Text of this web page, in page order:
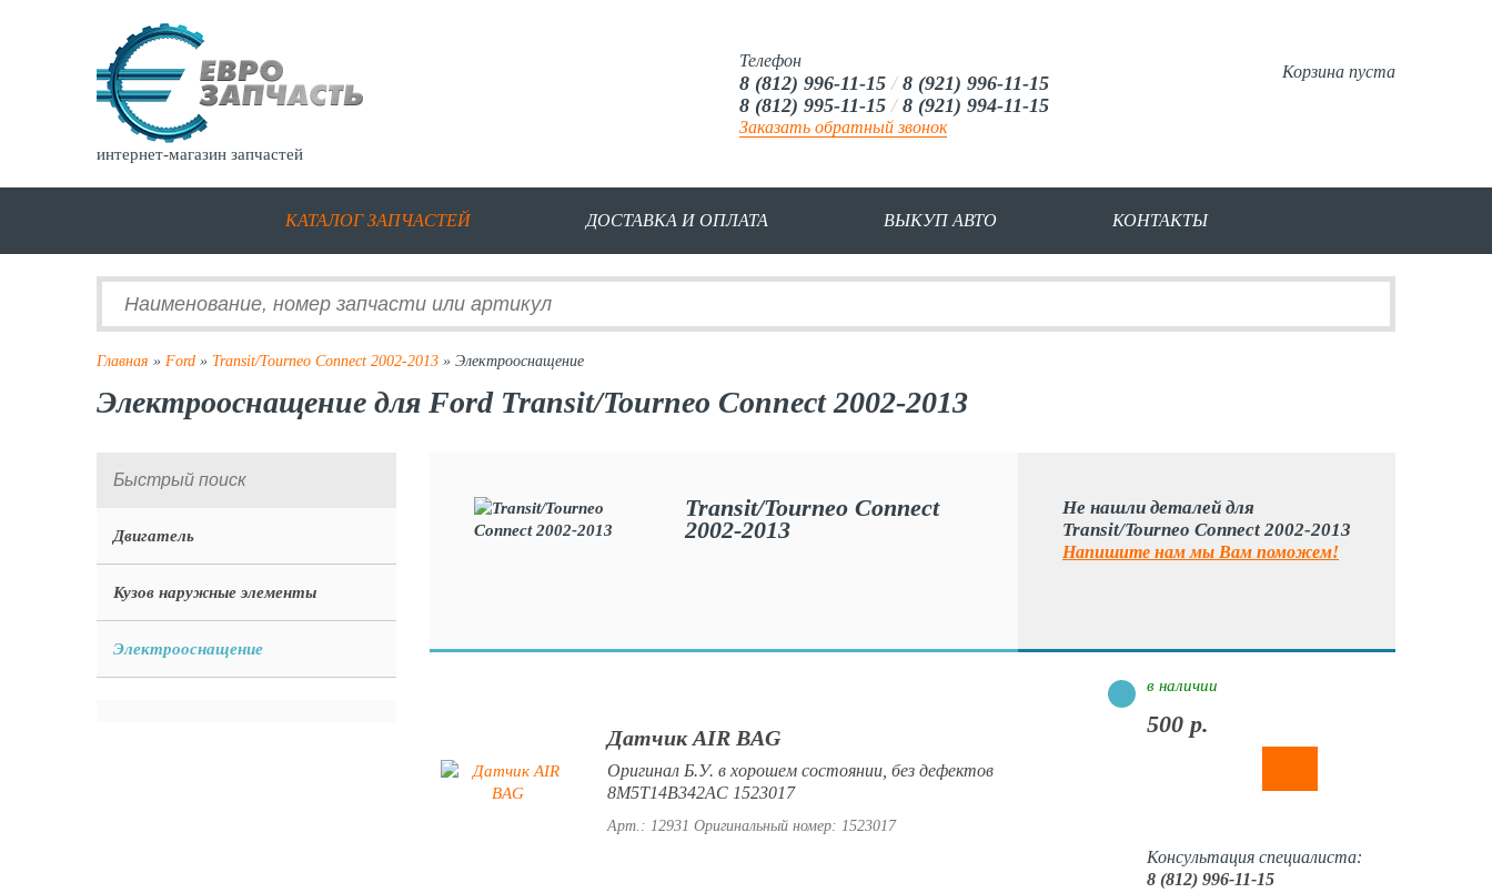
интернет-магазин запчастей
Корзина пуста
Телефон
8 (812) 996-11-15 / 8 (921) 996-11-15
8 (812) 995-11-15 / 8 (921) 994-11-15
Заказать обратный звонок
КАТАЛОГ ЗАПЧАСТЕЙ ДОСТАВКА И ОПЛАТА ВЫКУП АВТО КОНТАКТЫ
Главная » Ford » Transit/Tourneo Connect 2002-2013 » Электрооснащение
Электрооснащение для Ford Transit/Tourneo Connect 2002-2013
Двигатель
Кузов наружные элементы
Электрооснащение
Transit/Tourneo Connect
2002-2013
Не нашли деталей для
Transit/Tourneo Connect 2002-2013
Напишите нам мы Вам поможем!
Датчик AIR BAG
Оригинал Б.У. в хорошем состоянии, без дефектов
8M5T14B342AC 1523017
Арт.: 12931 Оригинальный номер: 1523017
в наличии
500 р.
Консультация специалиста:
8 (812) 996-11-15